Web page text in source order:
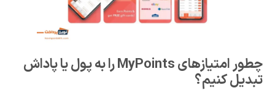
چطور امتیازهای MyPoints را به پول یا پاداش
تبدیل کنیم؟